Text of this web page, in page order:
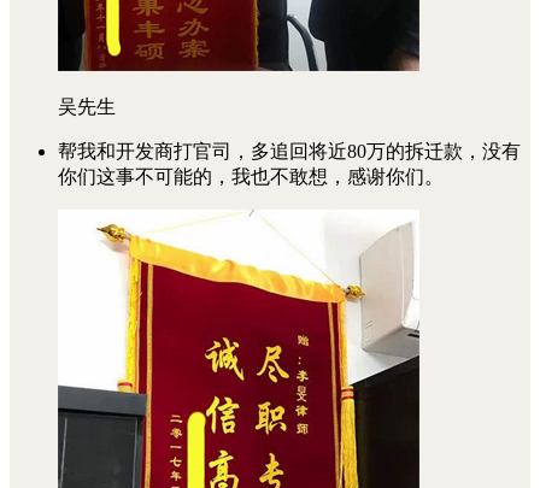
吴先生
帮我和开发商打官司，多追回将近80万的拆迁款，没有
你们这事不可能的，我也不敢想，感谢你们。